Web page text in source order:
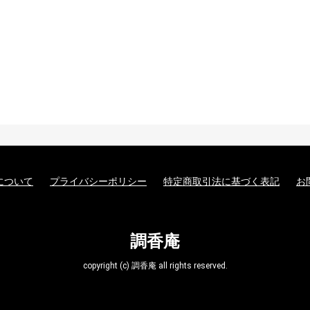
ついて プライバシーポリシー 特定商取引法に基づく表記 お
調香庵
copyright (c) 調香庵 all rights reserved.